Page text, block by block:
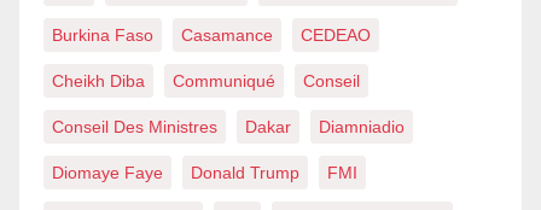
Burkina Faso Casamance CEDEAO
Cheikh Diba Communiqué Conseil
Conseil Des Ministres Dakar Diamniadio
Diomaye Faye Donald Trump FMI